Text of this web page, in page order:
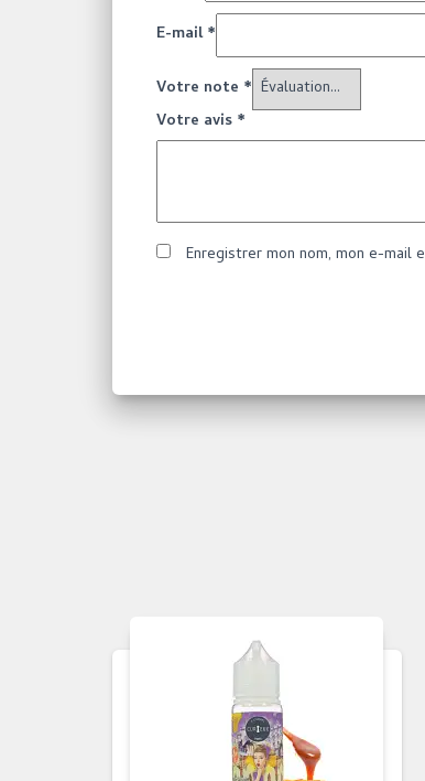
E-mail*
Votre note *
Votre avis *
Enregistrer mon nom, mon e-mail